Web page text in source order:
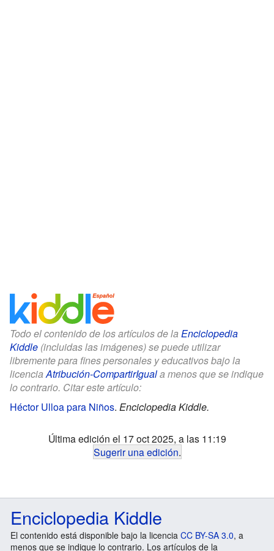
Todo el contenido de los artículos de la Enciclopedia
Kiddle (incluidas las imágenes) se puede utilizar
libremente para fines personales y educativos bajo la
licenciaAtribución-CompartirIguala menos que se indique
lo contrario. Citar este artículo:
Héctor Ulloa para Niños. Enciclopedia Kiddle.
Última edición el 17 oct 2025, a las 11:19
Sugerir una edición.
Enciclopedia Kiddle
El contenido está disponible bajo la licencia CC BY-SA 3.0, a
menos que se indique lo contrario. Los artículos de la